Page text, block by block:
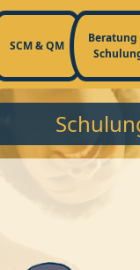
SCM & QM
Beratung